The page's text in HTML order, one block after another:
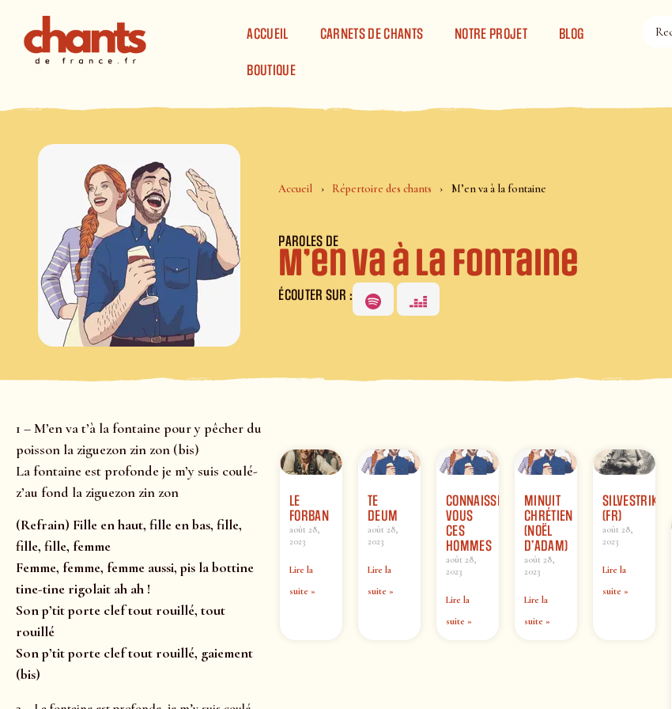
ACCUEIL
CARNETS DE CHANTS NOTRE PROJET BLOG
BOUTIQUE
Accueil Répertoire des chants M’en va à la fontaine
PAROLES DE
M’en va à la fontaine
ÉCOUTER SUR :
1 – M’en va t’à la fontaine pour y pêcher du
poisson la ziguezon zin zon (bis)
La fontaine est profonde je m’y suis coulé-
z’au fond la ziguezon zin zon
(Refrain) Fille en haut, fille en bas, fille,
fille, fille, femme
Femme, femme, femme aussi, pis la bottine
tine-tine rigolait ah ah !
Son p’tit porte clef tout rouillé, tout
rouillé
Son p’tit porte clef tout rouillé, gaiement
(bis)
LE
FORBAN
août 28,
2023
Lire la
suite »
TE
DEUM
août 28,
2023
Lire la
suite »
CONNAISSEZ-
VOUS
CES
HOMMES
août 28,
2023
Lire la
suite »
MINUIT
CHRÉTIEN
(NOËL
D’ADAM)
août 28,
2023
Lire la
suite »
SILVESTRIK
(FR)
août 28,
2023
Lire la
suite »